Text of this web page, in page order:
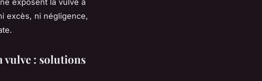
excès, ni négligence,
: solutions